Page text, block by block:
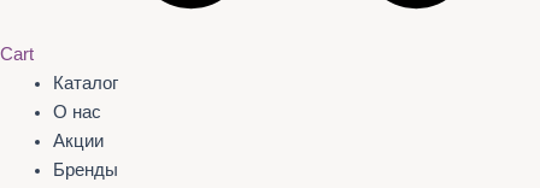
Cart
Каталог
О нас
Акции
Бренды